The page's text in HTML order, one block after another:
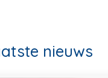
nieuws